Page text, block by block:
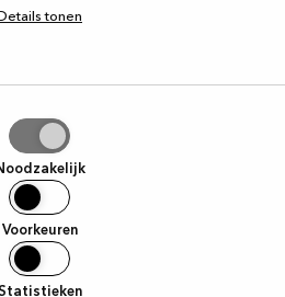
Details tonen
Voorkeuren